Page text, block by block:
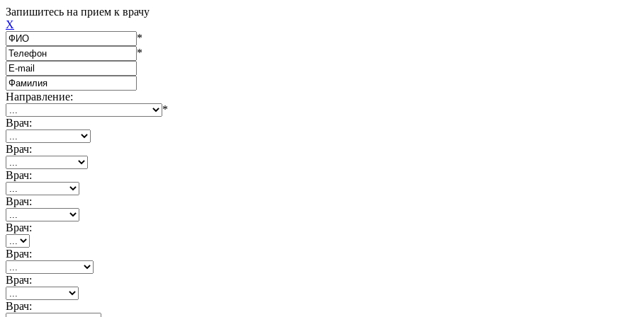
Запишитесь на прием к врачу
X
*
*
Направление:
*
Врач:
Врач:
Врач:
Врач:
Врач:
Врач:
Врач:
Врач: